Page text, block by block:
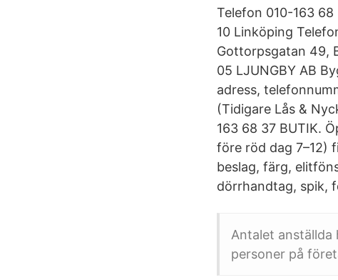
Telefon 010-163 68
10 Linköping
Gottorpsgatan 49,
05 LJUNGBY AB
adress,
(Tidigare Lås &
163 68 37 BUTIK.
före röd dag 7–12)
beslag, färg,
dörrhandtag, spik,
Antalet anställda
personer på